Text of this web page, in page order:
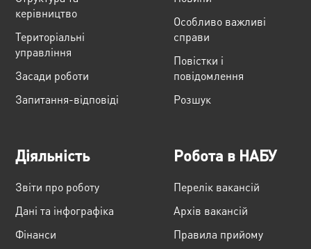
керівництво
Територіальні
управління
Засади роботи
Запитання-відповіді
Особливо важливі
справи
Повістки і
повідомлення
Розшук
Діяльність
Звіти про роботу
Дані та інфографіка
Фінанси
Робота в НАБУ
Перелік вакансій
Архів вакансій
Правила прийому